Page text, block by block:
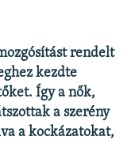
rendelt
kezdte
Így a nők,
a szerény
a kockázatokat,